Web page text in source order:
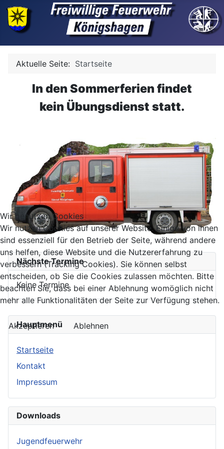
Hauptmenü
Startseite
Kontakt
Impressum
Downloads
Jugendfeuerwehr
Aktuelle Seite: Startseite
In den Sommerferien findet
kein Übungsdienst statt.
Nächste Termine
Keine Termine
Wir benutzen Cookies
Wir nutzen Cookies auf unserer Website. Einige von ihnen
sind essenziell für den Betrieb der Seite, während andere
uns helfen, diese Website und die Nutzererfahrung zu
verbessern (Tracking Cookies). Sie können selbst
entscheiden, ob Sie die Cookies zulassen möchten. Bitte
beachten Sie, dass bei einer Ablehnung womöglich nicht
mehr alle Funktionalitäten der Seite zur Verfügung stehen.
Akzeptieren Ablehnen